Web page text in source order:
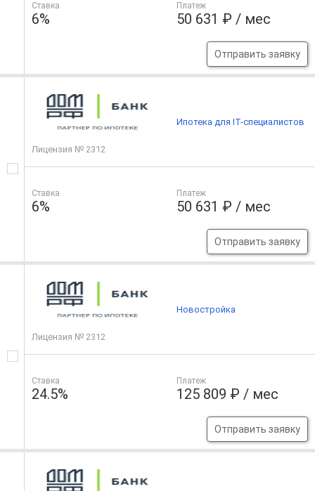
Ставка
6%
Платеж
50 631 ₽ / мес
Отправить заявку
Лицензия № 2312
Ставка
6%
Платеж
50 631 ₽ / мес
Отправить заявку
Ипотека для IT-специалистов
Лицензия № 2312
Ставка
24.5%
Платеж
125 809 ₽ / мес
Отправить заявку
Новостройка